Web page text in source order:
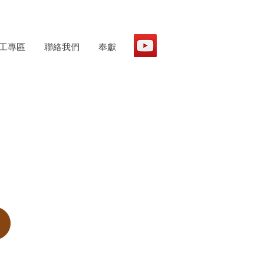
專區 聯絡我們 奉獻